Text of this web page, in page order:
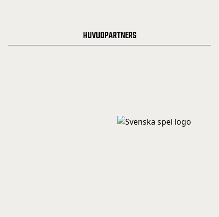
HUVUDPARTNERS